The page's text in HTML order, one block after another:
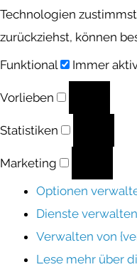
Technologien
zurückziehst, können
Funktional
Funktional
Immer
Vorlieben
Statistiken
Marketing
Optionen
Dienste verwalten
Verwalten von
Lese mehr über